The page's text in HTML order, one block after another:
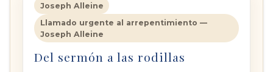
Joseph Alleine
Llamado urgente al arrepentimiento —
Joseph Alleine
Del sermón a las rodillas